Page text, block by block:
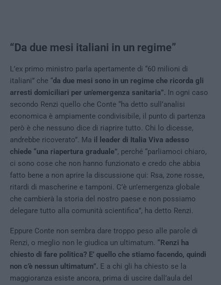
“Da due mesi italiani in un regime”
L’ex primo ministro parla apertamente di “60 milioni di
italiani” che “da due mesi sono in un regime che ricorda gli
arresti domiciliari per un’emergenza sanitaria”. In ogni caso
secondo Renzi quello che Conte “ha detto sull’analisi
economica è ampiamente condivisibile, il punto di partenza
però è che nessuno dice di riaprire tutto. Chi lo dicesse,
andrebbe ricoverato”. Ma il leader di Italia Viva adesso
chiede “una riapertura graduale”, perché “parliamoci chiaro,
ci sono cose che non hanno funzionato e credo che abbia
fatto bene a non aprire la discussione qui: Rsa, zone rosse,
ritardi di mascherine e tamponi. C’è un’emergenza globale
che cambierà la storia del nostro paese e non possiamo
delegare tutto alla comunità scientifica”, ha detto Renzi.
Eppure Conte non sembra dare troppo peso alle parole di
Renzi, o meglio non le giudica un ultimatum. “Renzi ha
chiesto di fare politica? E’ quello che stiamo facendo, quindi
non c’è nessun ultimatum”. E a chi gli ha chiesto se la
maggioranza esiste ancora, prima di uscire dall’aula del